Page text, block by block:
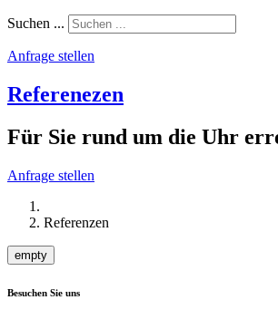
Suchen ...
Anfrage stellen
Referenezen
Für Sie rund um die Uhr
Anfrage stellen
Referenzen
empty
Besuchen Sie uns